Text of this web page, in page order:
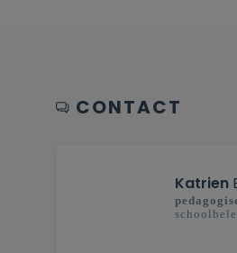
CONTACT
Katrien